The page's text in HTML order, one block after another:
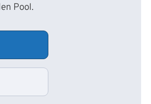
Pool.